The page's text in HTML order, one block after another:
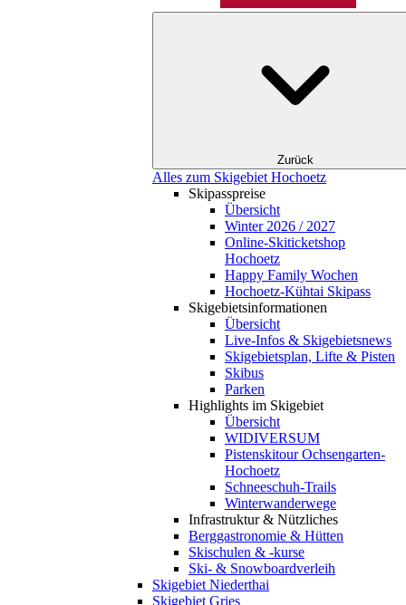
Zurück
Alles zum Skigebiet Hochoetz
Skipasspreise
Übersicht
Winter 2026 / 2027
Online-Skiticketshop
Hochoetz
Happy Family Wochen
Hochoetz-Kühtai Skipass
Skigebietsinformationen
Übersicht
Live-Infos & Skigebietsnews
Skigebietsplan, Lifte & Pisten
Skibus
Parken
Highlights im Skigebiet
Übersicht
WIDIVERSUM
Pistenskitour Ochsengarten-
Hochoetz
Schneeschuh-Trails
Winterwanderwege
Infrastruktur & Nützliches
Berggastronomie & Hütten
Skischulen & -kurse
Ski- & Snowboardverleih
Skigebiet Niederthai
Skigebiet Gries